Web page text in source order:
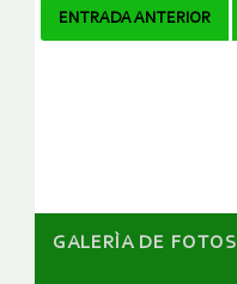
Navegador
ENTRADA ANTERIOR
GALERÌA DE FOTOS